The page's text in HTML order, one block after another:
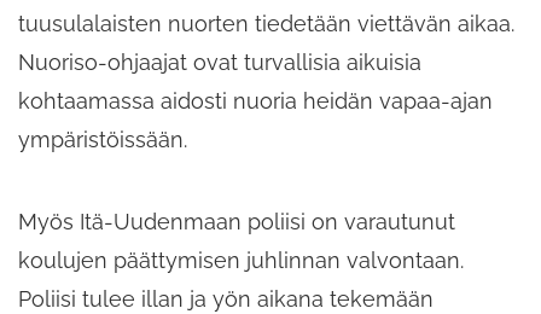
tuusulalaisten nuorten tiedetään viettävän aikaa.
Nuoriso-ohjaajat ovat turvallisia aikuisia
kohtaamassa aidosti nuoria heidän vapaa-ajan
ympäristöissään.
Myös Itä-Uudenmaan poliisi on varautunut
koulujen päättymisen juhlinnan valvontaan.
Poliisi tulee illan ja yön aikana tekemään